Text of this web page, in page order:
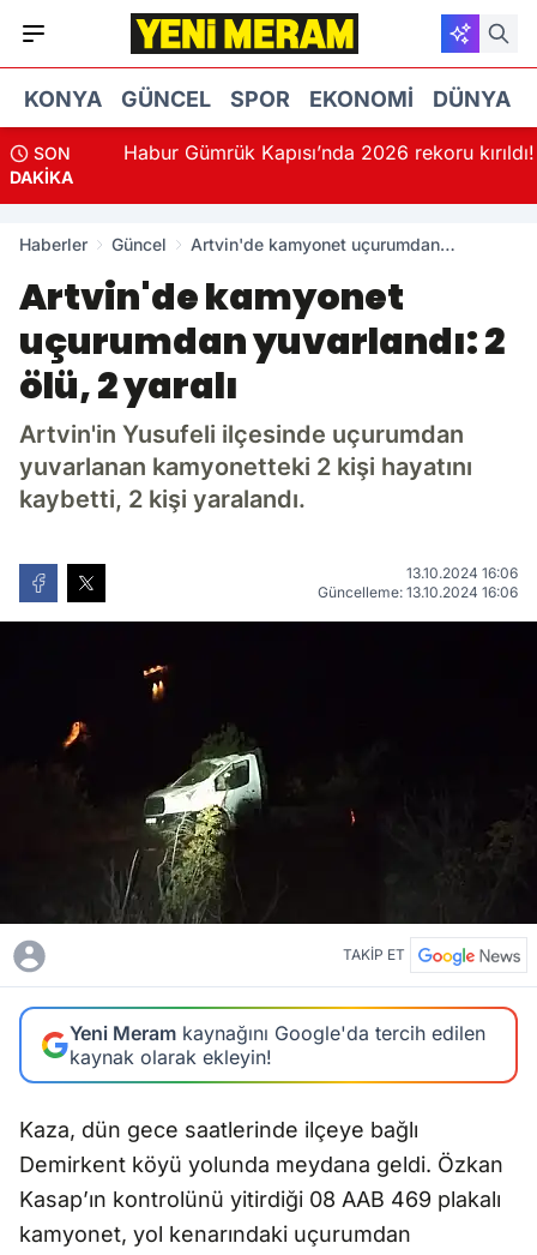
KONYA GÜNCEL SPOR EKONOMI DÜNYA
SON
DAKİKA
Habur Gümrük Kapısı’nda 2026 rekoru kırıldı!
Haberler Güncel
Artvin'de kamyonet uçurumdan
Artvin'de kamyonet
uçurumdan yuvarlandı: 2
ölü, 2 yaralı
Artvin'in Yusufeli ilçesinde uçurumdan
yuvarlanan kamyonetteki 2 kişi hayatını
kaybetti, 2 kişi yaralandı.
13.10.2024 16:06
Güncelleme: 13.10.2024 16:06
TAKİP ET
Yeni Meram kaynağını Google'da tercih edilen
kaynak olarak ekleyin!
Kaza, dün gece saatlerinde ilçeye bağlı
Demirkent köyü yolunda meydana geldi. Özkan
Kasap’ın kontrolünü yitirdiği 08 AAB 469 plakalı
kamyonet, yol kenarındaki uçurumdan